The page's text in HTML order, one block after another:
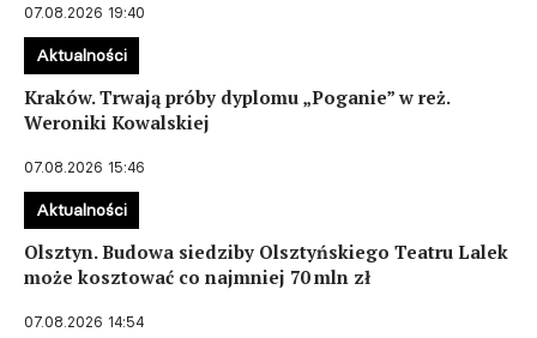
07.08.2026 19:40
Kraków. Trwają próby dyplomu „Poganie” w reż.
Weroniki Kowalskiej
07.08.2026 15:46
Aktualności
Olsztyn. Budowa siedziby Olsztyńskiego Teatru Lalek
może kosztować co najmniej 70 mln zł
07.08.2026 14:54
Aktualności